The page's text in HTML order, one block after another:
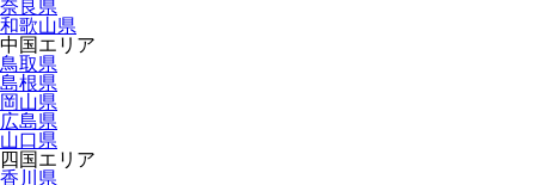
奈良県
和歌山県
中国エリア
鳥取県
島根県
岡山県
広島県
山口県
四国エリア
香川県